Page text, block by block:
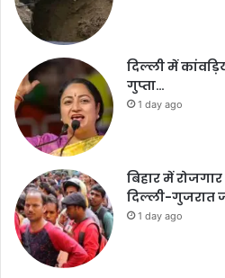
दिल्ली में
गुप्ता…
1 day ago
बिहार में
दिल्ली-गुजरात
1 day ago